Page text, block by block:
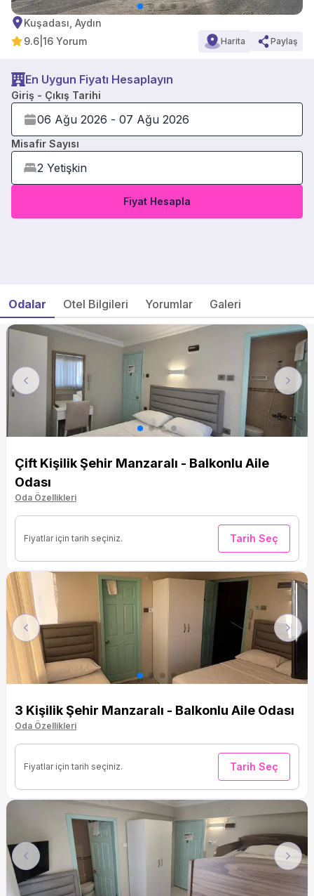
Kuşadası, Aydın
9.6 16 Yorum Harita Paylaş
En Uygun Fiyatı Hesaplayın
Giriş - Çıkış Tarihi
Misafir Sayısı
Fiyat Hesapla
Odalar Otel Bilgileri Yorumlar Galeri
Previous Next
Çift Kişilik Şehir Manzaralı - Balkonlu Aile
Odası
Oda Özellikleri
Fiyatlar için tarih seçiniz. Tarih Seç
Previous Next
3 Kişilik Şehir Manzaralı - Balkonlu Aile Odası
Oda Özellikleri
Fiyatlar için tarih seçiniz. Tarih Seç
Previous Next